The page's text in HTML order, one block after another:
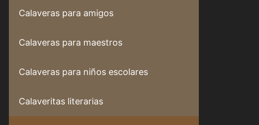
Calaveras para amigos
Calaveras para maestros
Calaveras para niños escolares
Calaveritas literarias